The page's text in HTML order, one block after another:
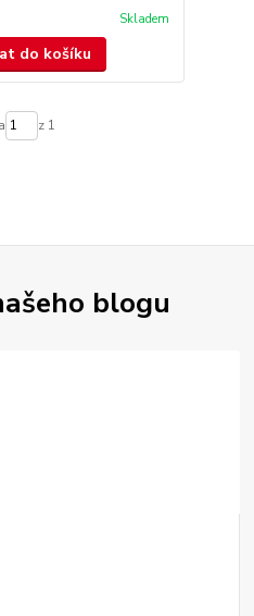
Skladem
do košíku
z 1
blogu